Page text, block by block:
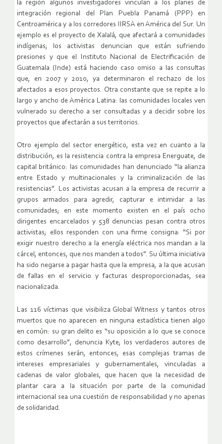
la región algunos investigadores vinculan a los planes de
integración regional del Plan Puebla Panamá (PPP) en
Centroamérica y a los corredores IIRSA en América del Sur. Un
ejemplo es el proyecto de Xalalá, que afectará a comunidades
indígenas; los activistas denuncian que están sufriendo
presiones y que el Instituto Nacional de Electrificación de
Guatemala (Inde) está haciendo caso omiso a las consultas
que, en 2007 y 2010, ya determinaron el rechazo de los
afectados a esos proyectos. Otra constante que se repite a lo
largo y ancho de América Latina: las comunidades locales ven
vulnerado su derecho a ser consultadas y a decidir sobre los
proyectos que afectarán a sus territorios.
Otro ejemplo del sector energético, esta vez en cuanto a la
distribución, es la resistencia contra la empresa Energuate, de
capital británico: las comunidades han denunciado “la alianza
entre Estado y multinacionales y la criminalización de las
resistencias”. Los activistas acusan a la empresa de recurrir a
grupos armados para agredir, capturar e intimidar a las
comunidades; en este momento existen en el país ocho
dirigentes encarcelados y 538 denuncias pesan contra otros
activistas; ellos responden con una firme consigna: “Si por
exigir nuestro derecho a la energía eléctrica nos mandan a la
cárcel, entonces, que nos manden a todos”. Su última iniciativa
ha sido negarse a pagar hasta que la empresa, a la que acusan
de fallas en el servicio y facturas desproporcionadas, sea
nacionalizada.
Las 116 víctimas que visibiliza Global Witness y tantos otros
muertos que no aparecen en ninguna estadística tienen algo
en común: su gran delito es “su oposición a lo que se conoce
como desarrollo”, denuncia Kyte; los verdaderos autores de
estos crímenes serán, entonces, esas complejas tramas de
intereses empresariales y gubernamentales, vinculadas a
cadenas de valor globales, que hacen que la necesidad de
plantar cara a la situación por parte de la comunidad
internacional sea una cuestión de responsabilidad y no apenas
de solidaridad.